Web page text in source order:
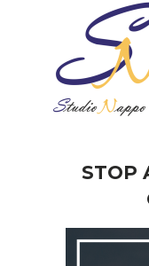
CONTATTI
STOP